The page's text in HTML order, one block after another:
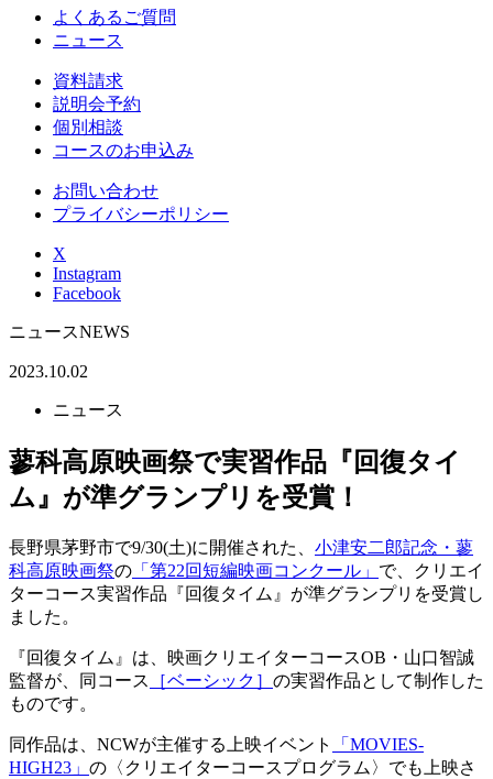
よくあるご質問
ニュース
資料請求
説明会予約
個別相談
コースのお申込み
お問い合わせ
プライバシーポリシー
X
Instagram
Facebook
ニュースNEWS
2023.10.02
ニュース
蓼科高原映画祭で実習作品『回復タイ
ム』が準グランプリを受賞！
長野県茅野市で9/30(土)に開催された、 小津安二郎記念・蓼
科高原映画祭の 「第22回短編映画コンクール」 で、クリエイ
ターコース実習作品『回復タイム』が準グランプリを受賞し
ました。
『回復タイム』は、映画クリエイターコースOB・山口智誠
監督が、同コース
［ベーシック］ の実習作品として制作した
ものです。
同作品は、NCWが主催する上映イベント
「MOVIES-
HIGH23」 の〈クリエイターコースプログラム〉でも上映さ